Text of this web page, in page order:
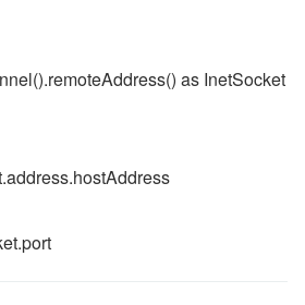
as InetSocket